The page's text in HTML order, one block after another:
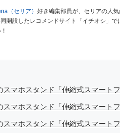
（セリア） 好き編集部員が、セリアの人
開設したレコメンドサイト「イチオシ」で
スマホスタンド「伸縮式スマート
スマホスタンド「伸縮式スマート
スマホスタンド「伸縮式スマート